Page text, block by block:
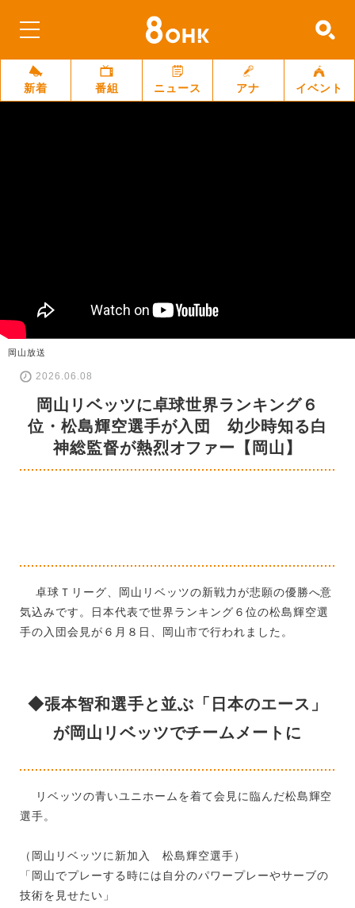
新着 番組 ニュース アナ イベント
岡山放送
2026.06.08
岡山リベッツに卓球世界ランキング６
位・松島輝空選手が入団 幼少時知る白
神総監督が熱烈オファー【岡山】
卓球Ｔリーグ、岡山リベッツの新戦力が悲願の優勝へ意
気込みです。日本代表で世界ランキング６位の松島輝空選
手の入団会見が６月８日、岡山市で行われました。
◆張本智和選手と並ぶ「日本のエース」
が岡山リベッツでチームメートに
リベッツの青いユニホームを着て会見に臨んだ松島輝空
選手。
（岡山リベッツに新加入 松島輝空選手）
「岡山でプレーする時には自分のパワープレーやサーブの
技術を見せたい」